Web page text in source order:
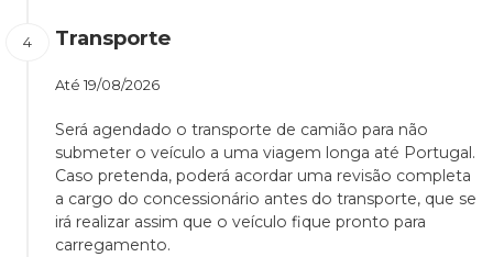
Transporte
Até 19/08/2026
Será agendado o transporte de camião para não
submeter o veículo a uma viagem longa até Portugal.
Caso pretenda, poderá acordar uma revisão completa
a cargo do concessionário antes do transporte, que se
irá realizar assim que o veículo fique pronto para
carregamento.